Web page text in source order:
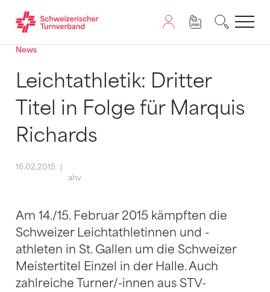
Zum Inhalt springen
Zur Sitemap navigieren
Zum Navigieren dieser Seite wird JavaScript benötigt.
News
Leichtathletik: Dritter
Titel in Folge für Marquis
Richards
16.02.2015
ahv
Am 14./15. Februar 2015 kämpften die
Schweizer Leichtathletinnen und -
athleten in St. Gallen um die Schweizer
Meistertitel Einzel in der Halle. Auch
zahlreiche Turner/-innen aus STV-